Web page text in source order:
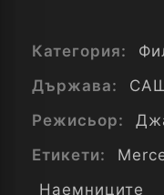
Категория:
Държава:
Режисьор:
Етикети:
Наемниците